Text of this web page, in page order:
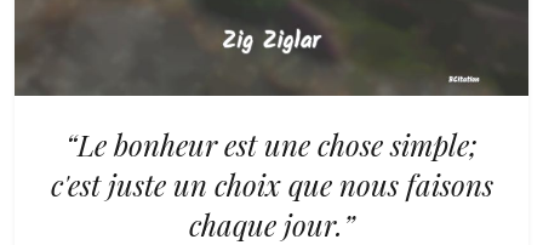
“Le bonheur est une chose simple;
c'est juste un choix que nous faisons
chaque jour.”